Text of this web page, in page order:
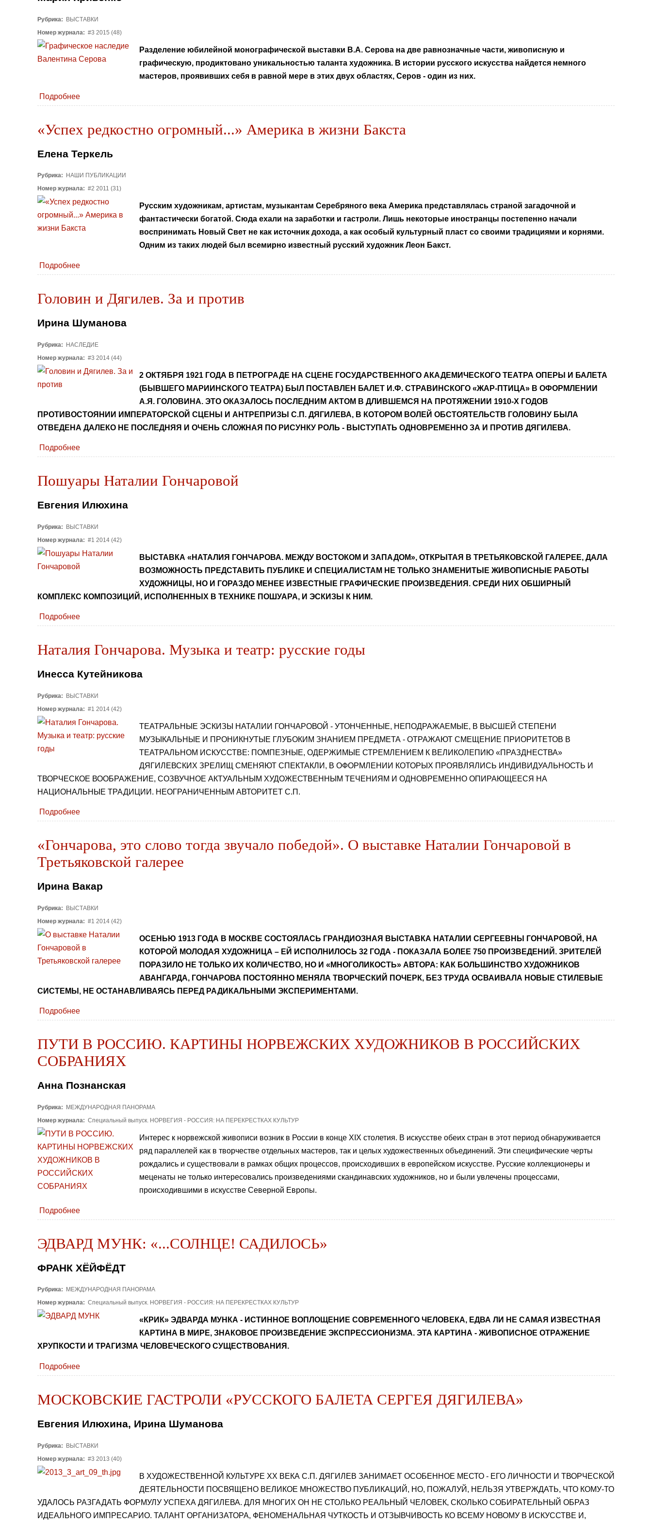
Рубрика:
ВЫСТАВКИ
Номер журнала: #3 2015 (48)
Разделение юбилейной монографической выставки В.А. Серова на две равнозначные части, живописную и
графическую, продиктовано уникальностью таланта художника. В истории русского искусства найдется немного
мастеров, проявивших себя в равной мере в этих двух областях, Серов - один из них.
Подробнее
«Успех редкостно огромный...» Америка в жизни Бакста
Елена Теркель
Рубрика:
НАШИ ПУБЛИКАЦИИ
Номер журнала: #2 2011 (31)
Русским художникам, артистам, музыкантам Серебряного века Америка представлялась страной загадочной и
фантастически богатой. Сюда ехали на заработки и гастроли. Лишь некоторые иностранцы постепенно начали
воспринимать Новый Свет не как источник дохода, а как особый культурный пласт со своими традициями и корнями.
Одним из таких людей был всемирно известный русский художник Леон Бакст.
Подробнее
Головин и Дягилев. За и против
Ирина Шуманова
Рубрика: НАСЛЕДИЕ
Номер журнала: #3 2014 (44)
2 ОКТЯБРЯ 1921 ГОДА В ПЕТРОГРАДЕ НА СЦЕНЕ ГОСУДАРСТВЕННОГО АКАДЕМИЧЕСКОГО ТЕАТРА ОПЕРЫ И БАЛЕТА
(БЫВШЕГО МАРИИНСКОГО ТЕАТРА) БЫЛ ПОСТАВЛЕН БАЛЕТ И.Ф. СТРАВИНСКОГО «ЖАР-ПТИЦА» В ОФОРМЛЕНИИ
А.Я. ГОЛОВИНА. ЭТО ОКАЗАЛОСЬ ПОСЛЕДНИМ АКТОМ В ДЛИВШЕМСЯ НА ПРОТЯЖЕНИИ 1910-Х ГОДОВ
ПРОТИВОСТОЯНИИ ИМПЕРАТОРСКОЙ СЦЕНЫ И АНТРЕПРИЗЫ С.П. ДЯГИЛЕВА, В КОТОРОМ ВОЛЕЙ ОБСТОЯТЕЛЬСТВ ГОЛОВИНУ БЫЛА
ОТВЕДЕНА ДАЛЕКО НЕ ПОСЛЕДНЯЯ И ОЧЕНЬ СЛОЖНАЯ ПО РИСУНКУ РОЛЬ - ВЫСТУПАТЬ ОДНОВРЕМЕННО ЗА И ПРОТИВ ДЯГИЛЕВА.
Подробнее
Пошуары Наталии Гончаровой
Евгения Илюхина
Рубрика: ВЫСТАВКИ
Номер журнала: #1 2014 (42)
ВЫСТАВКА «НАТАЛИЯ ГОНЧАРОВА. МЕЖДУ ВОСТОКОМ И ЗАПАДОМ», ОТКРЫТАЯ В ТРЕТЬЯКОВСКОЙ ГАЛЕРЕЕ, ДАЛА
ВОЗМОЖНОСТЬ ПРЕДСТАВИТЬ ПУБЛИКЕ И СПЕЦИАЛИСТАМ НЕ ТОЛЬКО ЗНАМЕНИТЫЕ ЖИВОПИСНЫЕ РАБОТЫ
ХУДОЖНИЦЫ, НО И ГОРАЗДО МЕНЕЕ ИЗВЕСТНЫЕ ГРАФИЧЕСКИЕ ПРОИЗВЕДЕНИЯ. СРЕДИ НИХ ОБШИРНЫЙ
КОМПЛЕКС КОМПОЗИЦИЙ, ИСПОЛНЕННЫХ В ТЕХНИКЕ ПОШУАРА, И ЭСКИЗЫ К НИМ.
Подробнее
Наталия Гончарова. Музыка и театр: русские годы
Инесса Кутейникова
Рубрика: ВЫСТАВКИ
Номер журнала: #1 2014 (42)
ТЕАТРАЛЬНЫЕ ЭСКИЗЫ НАТАЛИИ ГОНЧАРОВОЙ - УТОНЧЕННЫЕ, НЕПОДРАЖАЕМЫЕ, В ВЫСШЕЙ СТЕПЕНИ
МУЗЫКАЛЬНЫЕ И ПРОНИКНУТЫЕ ГЛУБОКИМ ЗНАНИЕМ ПРЕДМЕТА - ОТРАЖАЮТ СМЕЩЕНИЕ ПРИОРИТЕТОВ В
ТЕАТРАЛЬНОМ ИСКУССТВЕ: ПОМПЕЗНЫЕ, ОДЕРЖИМЫЕ СТРЕМЛЕНИЕМ К ВЕЛИКОЛЕПИЮ «ПРАЗДНЕСТВА»
ДЯГИЛЕВСКИХ ЗРЕЛИЩ СМЕНЯЮТ СПЕКТАКЛИ, В ОФОРМЛЕНИИ КОТОРЫХ ПРОЯВЛЯЛИСЬ ИНДИВИДУАЛЬНОСТЬ И
ТВОРЧЕСКОЕ ВООБРАЖЕНИЕ, СОЗВУЧНОЕ АКТУАЛЬНЫМ ХУДОЖЕСТВЕННЫМ ТЕЧЕНИЯМ И ОДНОВРЕМЕННО ОПИРАЮЩЕЕСЯ НА
НАЦИОНАЛЬНЫЕ ТРАДИЦИИ. НЕОГРАНИЧЕННЫМ АВТОРИТЕТ С.П.
Подробнее
«Гончарова, это слово тогда звучало победой». О выставке Наталии Гончаровой в
Третьяковской галерее
Ирина Вакар
Рубрика:
ВЫСТАВКИ
Номер журнала: #1 2014 (42)
ОСЕНЬЮ 1913 ГОДА В МОСКВЕ СОСТОЯЛАСЬ ГРАНДИОЗНАЯ ВЫСТАВКА НАТАЛИИ СЕРГЕЕВНЫ ГОНЧАРОВОЙ, НА
КОТОРОЙ МОЛОДАЯ ХУДОЖНИЦА – ЕЙ ИСПОЛНИЛОСЬ 32 ГОДА - ПОКАЗАЛА БОЛЕЕ 750 ПРОИЗВЕДЕНИЙ. ЗРИТЕЛЕЙ
ПОРАЗИЛО НЕ ТОЛЬКО ИХ КОЛИЧЕСТВО, НО И «МНОГОЛИКОСТЬ» АВТОРА: КАК БОЛЬШИНСТВО ХУДОЖНИКОВ
АВАНГАРДА, ГОНЧАРОВА ПОСТОЯННО МЕНЯЛА ТВОРЧЕСКИЙ ПОЧЕРК, БЕЗ ТРУДА ОСВАИВАЛА НОВЫЕ СТИЛЕВЫЕ
СИСТЕМЫ, НЕ ОСТАНАВЛИВАЯСЬ ПЕРЕД РАДИКАЛЬНЫМИ ЭКСПЕРИМЕНТАМИ.
Подробнее
ПУТИ В РОССИЮ. КАРТИНЫ НОРВЕЖСКИХ ХУДОЖНИКОВ В РОССИЙСКИХ
СОБРАНИЯХ
Анна Познанская
Рубрика:
МЕЖДУНАРОДНАЯ ПАНОРАМА
Номер журнала: Специальный выпуск. НОРВЕГИЯ - РОССИЯ: НА ПЕРЕКРЕСТКАХ КУЛЬТУР
Интерес к норвежской живописи возник в России в конце XIX столетия. В искусстве обеих стран в этот период обнаруживается
ряд параллелей как в творчестве отдельных мастеров, так и целых художественных объединений. Эти специфические черты
рождались и существовали в рамках общих процессов, происходивших в европейском искусстве. Русские коллекционеры и
меценаты не только интересовались произведениями скандинавских художников, но и были увлечены процессами,
происходившими в искусстве Северной Европы.
Подробнее
ЭДВАРД МУНК: «...СОЛНЦЕ! САДИЛОСЬ»
ФРАНК ХЁЙФЁДТ
Рубрика:
МЕЖДУНАРОДНАЯ ПАНОРАМА
Номер журнала: Специальный выпуск. НОРВЕГИЯ - РОССИЯ: НА ПЕРЕКРЕСТКАХ КУЛЬТУР
«КРИК» ЭДВАРДА МУНКА - ИСТИННОЕ ВОПЛОЩЕНИЕ СОВРЕМЕННОГО ЧЕЛОВЕКА, ЕДВА ЛИ НЕ САМАЯ ИЗВЕСТНАЯ
КАРТИНА В МИРЕ, ЗНАКОВОЕ ПРОИЗВЕДЕНИЕ ЭКСПРЕССИОНИЗМА. ЭТА КАРТИНА - ЖИВОПИСНОЕ ОТРАЖЕНИЕ
ХРУПКОСТИ И ТРАГИЗМА ЧЕЛОВЕЧЕСКОГО СУЩЕСТВОВАНИЯ.
Подробнее
МОСКОВСКИЕ ГАСТРОЛИ «РУССКОГО БАЛЕТА СЕРГЕЯ ДЯГИЛЕВА»
Евгения Илюхина, Ирина Шуманова
Рубрика: ВЫСТАВКИ
Номер журнала: #3 2013 (40)
В ХУДОЖЕСТВЕННОЙ КУЛЬТУРЕ XX ВЕКА С.П. ДЯГИЛЕВ ЗАНИМАЕТ ОСОБЕННОЕ МЕСТО - ЕГО ЛИЧНОСТИ И ТВОРЧЕСКОЙ
ДЕЯТЕЛЬНОСТИ ПОСВЯЩЕНО ВЕЛИКОЕ МНОЖЕСТВО ПУБЛИКАЦИЙ, НО, ПОЖАЛУЙ, НЕЛЬЗЯ УТВЕРЖДАТЬ, ЧТО КОМУ-ТО
УДАЛОСЬ РАЗГАДАТЬ ФОРМУЛУ УСПЕХА ДЯГИЛЕВА. ДЛЯ МНОГИХ ОН НЕ СТОЛЬКО РЕАЛЬНЫЙ ЧЕЛОВЕК, СКОЛЬКО СОБИРАТЕЛЬНЫЙ ОБРАЗ
ИДЕАЛЬНОГО ИМПРЕСАРИО. ТАЛАНТ ОРГАНИЗАТОРА, ФЕНОМЕНАЛЬНАЯ ЧУТКОСТЬ И ОТЗЫВЧИВОСТЬ КО ВСЕМУ НОВОМУ В ИСКУССТВЕ И,